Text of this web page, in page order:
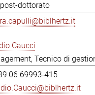
dottorato
Caucci
Tecnico di
06 69993-415